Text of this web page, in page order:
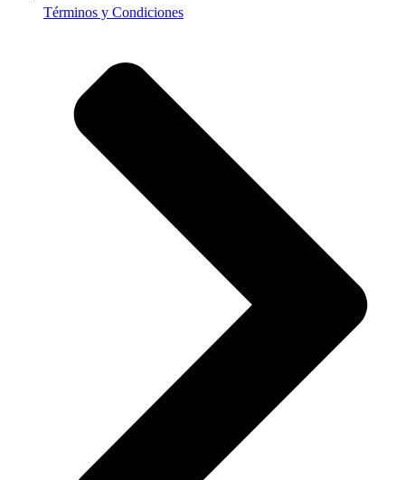
Términos y Condiciones